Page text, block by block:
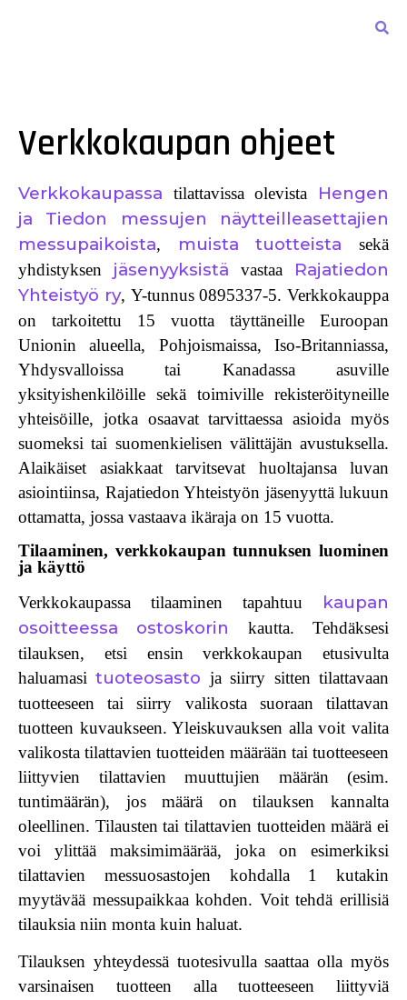
Verkkokaupan ohjeet
Verkkokaupassa tilattavissa olevista Hengen
ja Tiedon messujen
näytteilleasettajien
messupaikoista, muista tuotteista sekä
yhdistyksen jäsenyyksistä vastaa Rajatiedon
Yhteistyö ry, Y-tunnus 0895337-5. Verkkokauppa
on tarkoitettu 15 vuotta täyttäneille Euroopan
Unionin alueella, Pohjoismaissa, Iso-Britanniassa,
Yhdysvalloissa tai Kanadassa asuville
yksityishenkilöille sekä toimiville rekisteröityneille
yhteisöille, jotka osaavat tarvittaessa asioida myös
suomeksi tai suomenkielisen välittäjän avustuksella.
Alaikäiset asiakkaat tarvitsevat huoltajansa luvan
asiointiinsa, Rajatiedon Yhteistyön jäsenyyttä lukuun
ottamatta, jossa vastaava ikäraja on 15 vuotta.
Tilaaminen, verkkokaupan tunnuksen luominen
ja käyttö
Verkkokaupassa tilaaminen tapahtuu kaupan
osoitteessa
ostoskorin kautta.Tehdäksesi
tilauksen, etsi ensin verkkokaupan etusivulta
haluamasituoteosasto ja siirry sitten tilattavaan
tuotteeseen tai siirry valikosta suoraan tilattavan
tuotteen kuvaukseen. Yleiskuvauksen alla voit valita
valikosta tilattavien tuotteiden määrään tai tuotteeseen
liittyvien tilattavien muuttujien määrän (esim.
tuntimäärän), jos määrä on tilauksen kannalta
oleellinen. Tilausten tai tilattavien tuotteiden määrä ei
voi ylittää maksimimäärää, joka on esimerkiksi
tilattavien messuosastojen kohdalla 1 kutakin
myytävää messupaikkaa kohden. Voit tehdä erillisiä
tilauksia niin monta kuin haluat.
Tilauksen yhteydessä tuotesivulla saattaa olla myös
varsinaisen tuotteen alla tuotteeseen liittyviä